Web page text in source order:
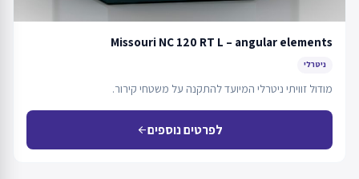
Missouri NC 120 RT L – angular elements
ניטרלי
מודול זוויתי ניטרלי המיועד להתקנה על משטחי קירור.
לפרטים נוספיםarrow_back